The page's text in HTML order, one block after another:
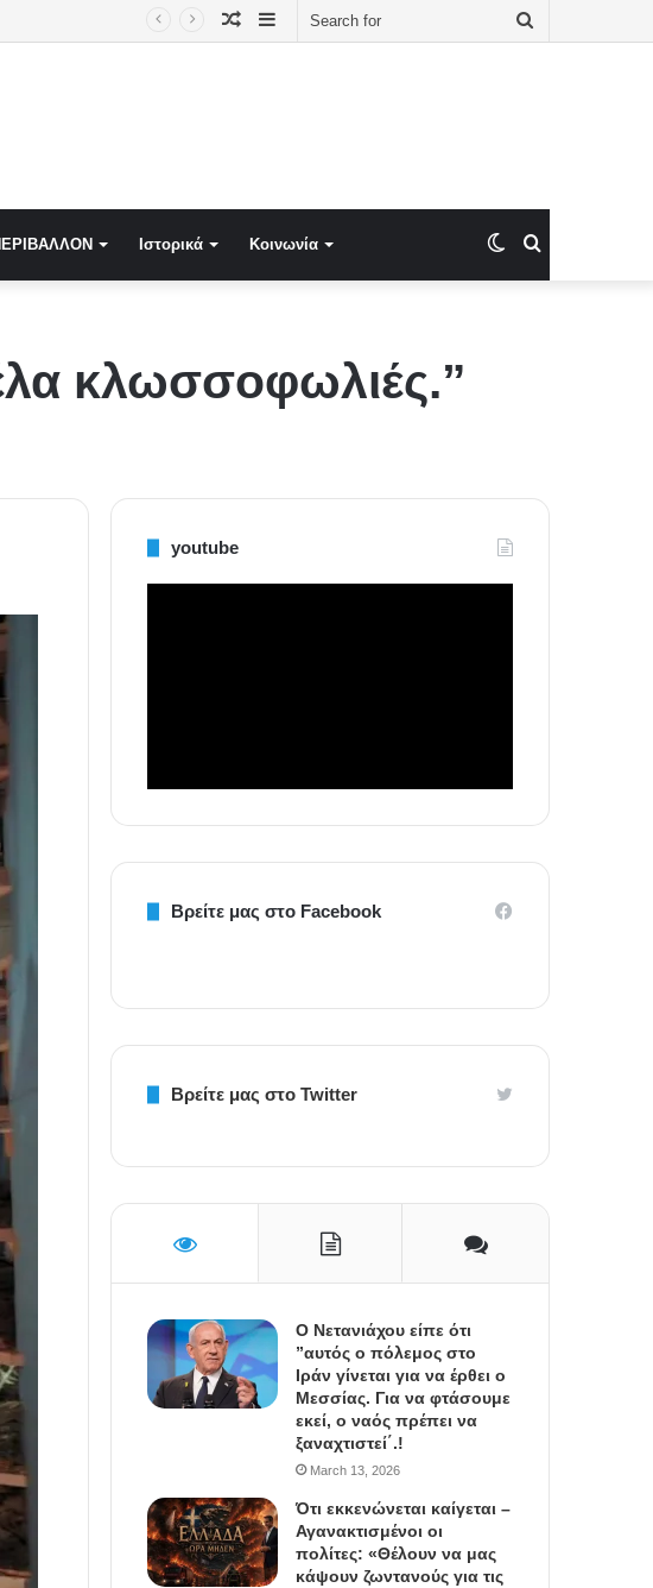
Sidebar
Random
Ιστορικά Κοινωνία Switch
κλωσσοφωλιές.”
youtube
Βρείτε μας στο Facebook
Βρείτε μας στο Twitter
Ο Νετανιάχου είπε ότι
”αυτός ο πόλεμος στο
Ιράν γίνεται για να έρθει ο
Μεσσίας. Για να φτάσουμε
εκεί, ο ναός πρέπει να
ξαναχτιστεί΄.!
March 13, 2026
Ότι εκκενώνεται καίγεται –
Αγανακτισμένοι οι
πολίτες: «Θέλουν να μας
κάψουν ζωντανούς για τις